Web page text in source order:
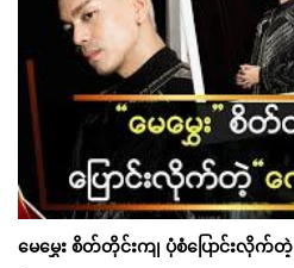
မေမွှေး စိတ်တိုင်းကျ ပုံစံပြောင်းလိုက်